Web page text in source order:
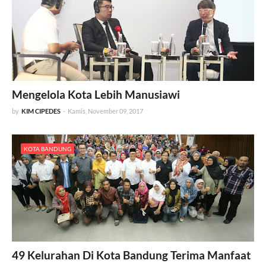
Mengelola Kota Lebih Manusiawi
by KIM CIPEDES - Kamis, November 09, 2017
KOTA BANDUNG
49 Kelurahan Di Kota Bandung Terima Manfaat